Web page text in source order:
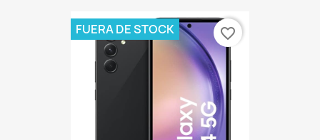
FUERA DE STOCK favorite_border